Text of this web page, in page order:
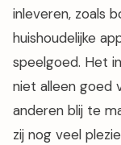
inleveren, zoals
huishoudelijke
speelgoed. Het
niet alleen goed
anderen blij te
zij nog veel